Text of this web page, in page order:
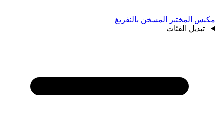
مكبس المختبر المسخن بالتفريغ
تبديل الفئات